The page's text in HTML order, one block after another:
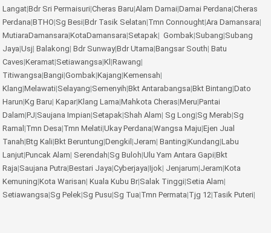
Langat|Bdr Sri Permaisuri|Cheras Baru|Alam Damai|Damai Perdana|Cheras
Perdana|BTHO|Sg Besi|Bdr Tasik Selatan|Tmn Connought|Ara Damansara|
MutiaraDamansara|KotaDamansara|Setapak| Gombak|Subang|Subang
Jaya|Usj| Balakong| Bdr Sunway|Bdr Utama|Bangsar South| Batu
Caves|Keramat|Setiawangsa|Kl |Rawang|
Titiwangsa|Bangi|Gombak|Kajang|Kemensah|
Klang|Melawati|Selayang|Semenyih|Bkt Antarabangsa|Bkt Bintang|Dato
Harun|Kg Baru| Kapar|Klang Lama|Mahkota Cheras|Meru|Pantai
Dalam|PJ|Saujana Impian|Setapak|Shah Alam| Sg Long|Sg Merab|Sg
Ramal |Tmn Desa|Tmn Melati|Ukay Perdana|Wangsa Maju|Ejen Jual
Tanah|Btg Kali|Bkt Beruntung|Dengkil |Jeram| Banting|Kundang|Labu
Lanjut|Puncak Alam| Serendah|Sg Buloh|Ulu Yam Antara Gapi|Bkt
Raja|Saujana Putra|Bestari Jaya|Cyberjaya|Ijok| Jenjarum|Jeram|Kota
Kemuning|Kota Warisan| Kuala Kubu Br|Salak Tinggi|Setia Alam|
Setiawangsa|Sg Pelek|Sg Pusu|Sg Tua|Tmn Permata|Tjg 12|Tasik Puteri|